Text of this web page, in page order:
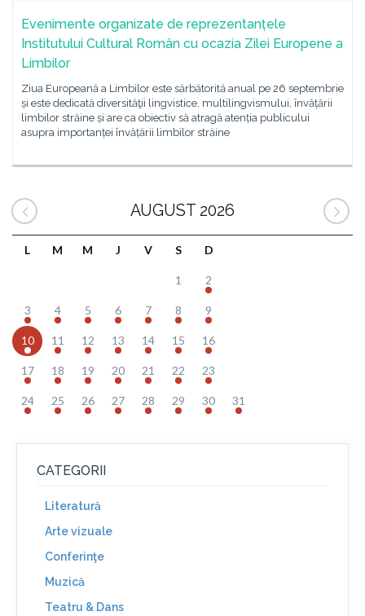
Evenimente organizate de reprezentanțele
Institutului Cultural Român cu ocazia Zilei Europene a
Limbilor
Ziua Europeană a Limbilor este sărbătorită anual pe 26 septembrie
și este dedicată diversităţii lingvistice, multilingvismului, învățării
limbilor străine și are ca obiectiv să atragă atenția publicului
asupra importanței învățării limbilor străine
AUGUST 2026
L M M J V S D
1 2
3 4 5 6 7 8 9
10 11 12 13 14 15 16
17 18 19 20 21 22 23
24 25 26 27 28 29 30 31
CATEGORII
Literatură
Arte vizuale
Conferinţe
Muzică
Teatru & Dans